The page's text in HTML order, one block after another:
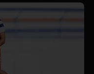
su